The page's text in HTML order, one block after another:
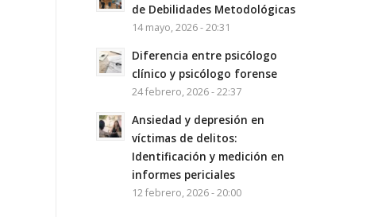
de Debilidades Metodológicas
14 mayo, 2026 - 20:31
Diferencia entre psicólogo
clínico y psicólogo forense
24 febrero, 2026 - 22:37
Ansiedad y depresión en
víctimas de delitos:
Identificación y medición en
informes periciales
12 febrero, 2026 - 20:00